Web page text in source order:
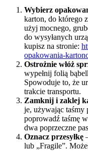
Wybierz
karton, do którego
użyj mocnego,
do wysyłanych
kupisz na stronie:
opakowania-
Ostrożnie włóż
wypełnij folią
Spowoduje to, że
trakcie transportu.
Zamknij i zaklej
je, używając taśmy
poprowadź taśmę
dwa poprzeczne
Oznacz przesyłkę
lub „Fragile”.